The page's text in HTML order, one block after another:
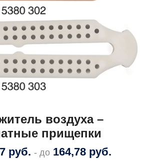
воздуха –
прищепки
руб. - до 164,78 руб.